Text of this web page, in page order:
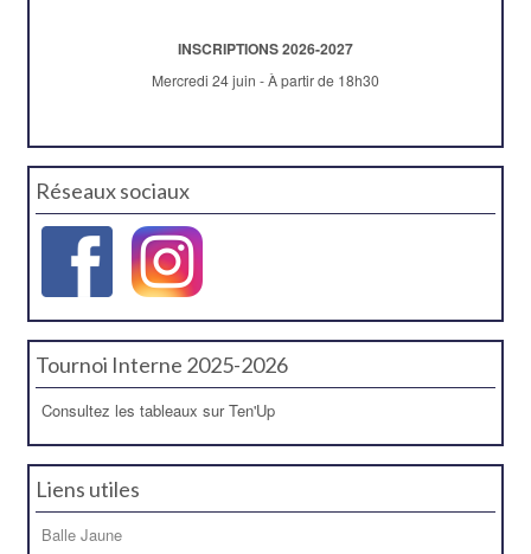
INSCRIPTIONS 2026-2027
Mercredi 24 juin - À partir de 18h30
Réseaux sociaux
Tournoi Interne 2025-2026
Consultez les tableaux sur Ten'Up
Liens utiles
Balle Jaune